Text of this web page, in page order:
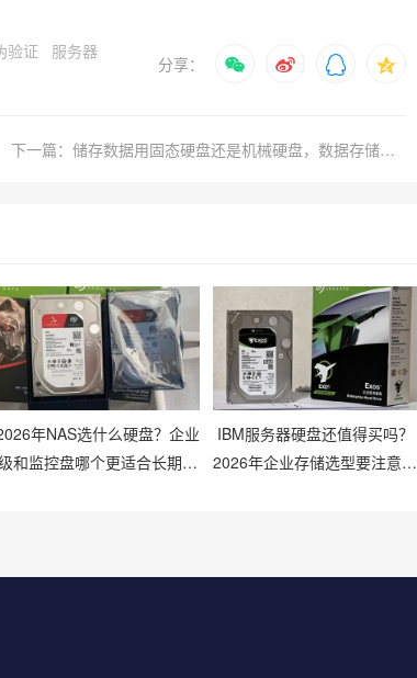
验证
服务器
分享：
下一篇：储存数据用固态硬盘还是机械硬盘，数据存储哪种更适合日常使用
年NAS选什么硬盘？企业
和监控盘哪个更适合长期存
IBM服务器硬盘还值得买吗？
2026年企业存储选型要注意什